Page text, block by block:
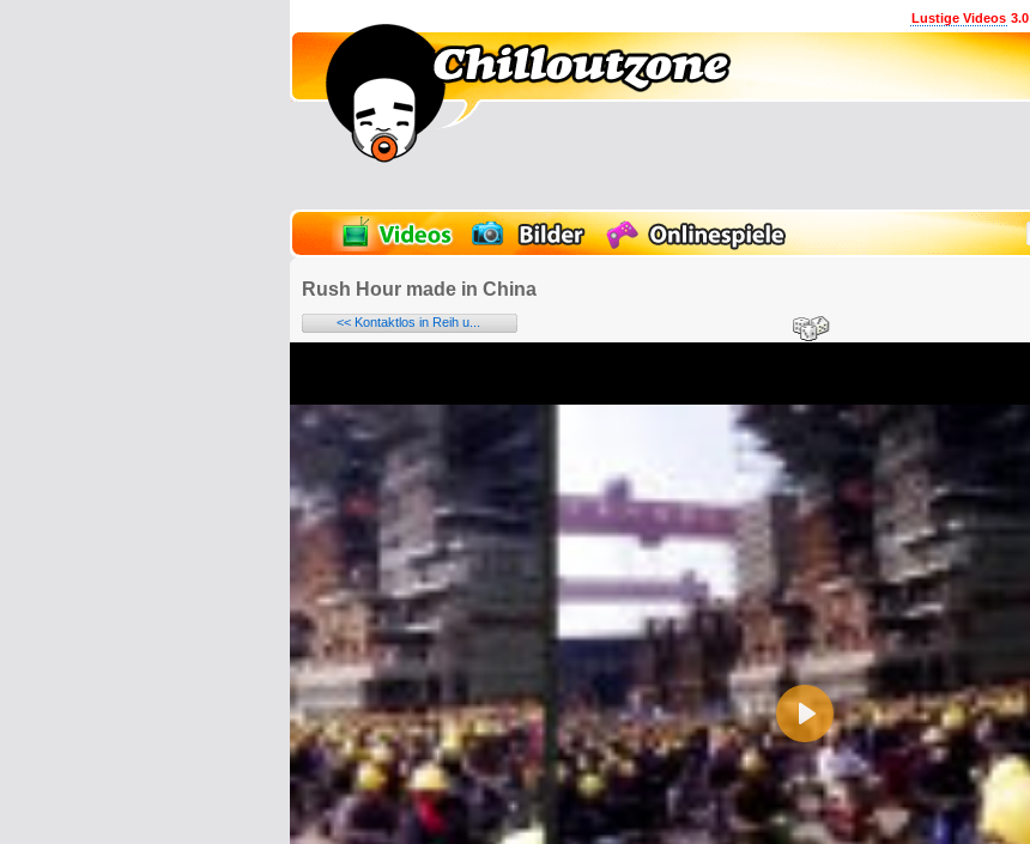
Lustige Videos 3.0
Rush Hour made in China
<< Kontaktlos in Reih u...
Play
Name:
E-Mail-Adresse (optional):